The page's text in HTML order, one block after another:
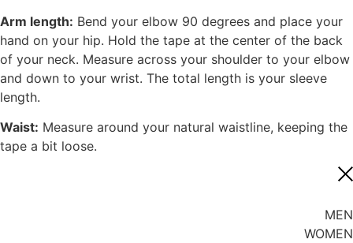
Arm length: Bend your elbow 90 degrees and place your
hand on your hip. Hold the tape at the center of the back
of your neck. Measure across your shoulder to your elbow
and down to your wrist. The total length is your sleeve
length.
Waist: Measure around your natural waistline, keeping the
tape a bit loose.
MEN
WOMEN